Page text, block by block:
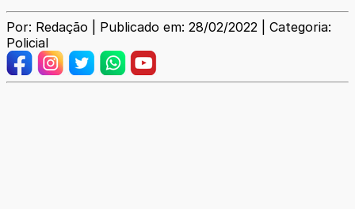
Por: Redação | Publicado em: 28/02/2022 | Categoria:
Policial